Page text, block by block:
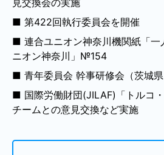
見交換会の実施
第422回執行委員会を開催
連合ユニオン神奈川機関紙「
ニオン神奈川」№154
青年委員会 幹事研修会（茨城
国際労働財団(JILAF)「トルコ
チームとの意見交換など実施